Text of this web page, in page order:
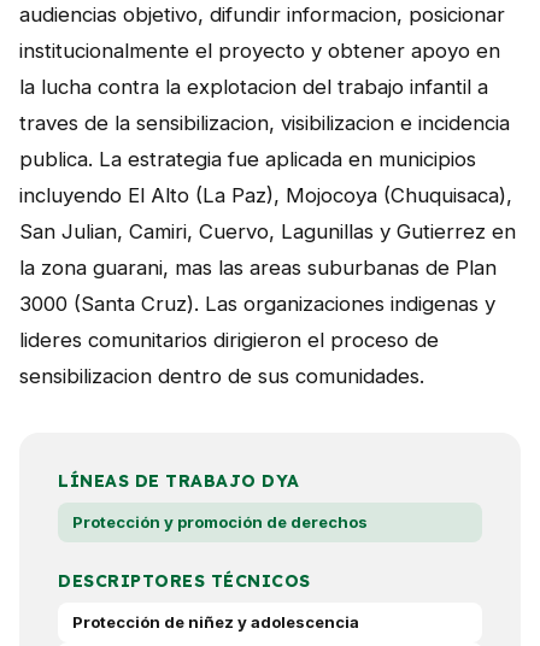
audiencias objetivo, difundir informacion, posicionar
institucionalmente el proyecto y obtener apoyo en
la lucha contra la explotacion del trabajo infantil a
traves de la sensibilizacion, visibilizacion e incidencia
publica. La estrategia fue aplicada en municipios
incluyendo El Alto (La Paz), Mojocoya (Chuquisaca),
San Julian, Camiri, Cuervo, Lagunillas y Gutierrez en
la zona guarani, mas las areas suburbanas de Plan
3000 (Santa Cruz). Las organizaciones indigenas y
lideres comunitarios dirigieron el proceso de
sensibilizacion dentro de sus comunidades.
LÍNEAS DE TRABAJO DYA
Protección y promoción de derechos
DESCRIPTORES TÉCNICOS
Protección de niñez y adolescencia